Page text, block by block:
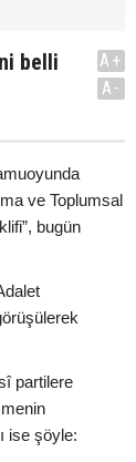
belli
A+
A-
ve Toplumsal
bugün
partilere
ise şöyle: